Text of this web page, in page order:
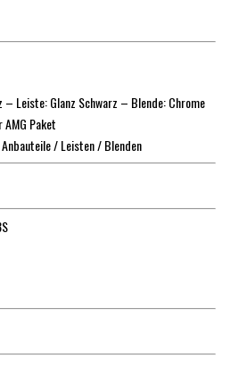
Leiste: Glanz Schwarz – Blende: Chrome
Paket
/ Leisten / Blenden